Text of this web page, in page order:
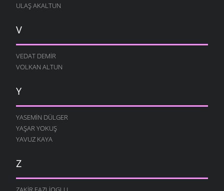
ULAŞ AKALTUN
V
VEDAT DEMIR
VOLKAN ALTUN
Y
YASEMIN DÜLGER
YAŞAR YOKUŞ
YAVUZ KAYA
Z